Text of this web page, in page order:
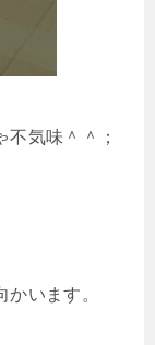
気味＾＾；
います。